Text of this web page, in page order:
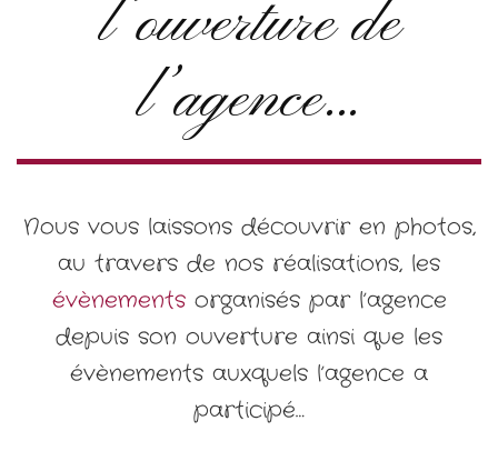
l’ouverture de
l’agence…
Nous vous laissons découvrir en photos,
au travers de nos réalisations, les
évènements organisés par l’agence
depuis son ouverture ainsi que les
évènements auxquels l’agence a
participé…